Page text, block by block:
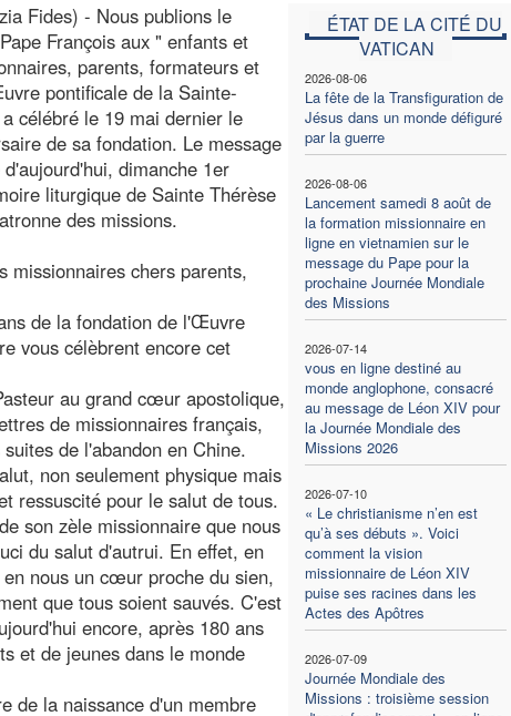
ÉTAT DE LA CITÉ DU
VATICAN
2026-08-06
La fête de la Transfiguration de
Jésus dans un monde défiguré
par la guerre
2026-08-06
Lancement samedi 8 août de
la formation missionnaire en
ligne en vietnamien sur le
message du Pape pour la
prochaine Journée Mondiale
des Missions
2026-07-14
vous en ligne destiné au
monde anglophone, consacré
au message de Léon XIV pour
la Journée Mondiale des
Missions 2026
2026-07-10
« Le christianisme n’en est
qu’à ses débuts ». Voici
comment la vision
missionnaire de Léon XIV
puise ses racines dans les
Actes des Apôtres
2026-07-09
Journée Mondiale des
Missions : troisième session
Fides) - Nous publions le
François aux " enfants et
parents, formateurs et
pontificale de la Sainte-
célébré le 19 mai dernier le
de sa fondation. Le message
dimanche 1er
liturgique de Sainte Thérèse
des missions.
missionnaires chers parents,
de la fondation de l'Œuvre
vous célèbrent encore cet
au grand cœur apostolique,
de missionnaires français,
de l'abandon en Chine.
non seulement physique mais
ressuscité pour le salut de tous.
son zèle missionnaire que nous
du salut d'autrui. En effet, en
nous un cœur proche du sien,
que tous soient sauvés. C'est
encore, après 180 ans
et de jeunes dans le monde
de la naissance d'un membre